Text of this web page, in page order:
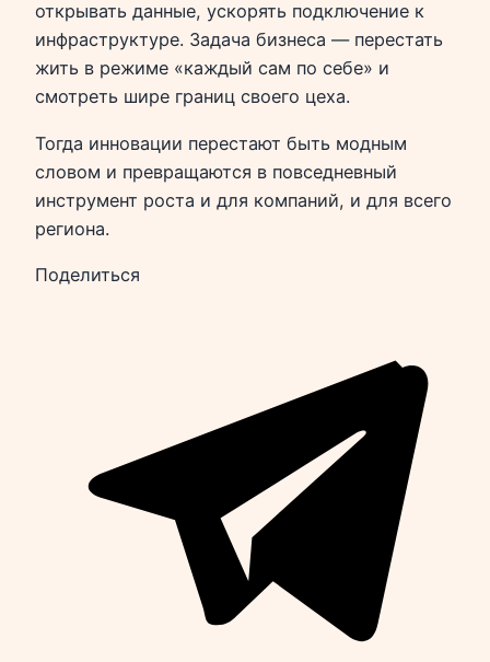
открывать данные, ускорять подключение к
инфраструктуре. Задача бизнеса — перестать
жить в режиме «каждый сам по себе» и
смотреть шире границ своего цеха.
Тогда инновации перестают быть модным
словом и превращаются в повседневный
инструмент роста и для компаний, и для всего
региона.
Поделиться